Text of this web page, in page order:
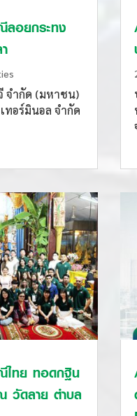
ลอยกระทง
จำกัด (มหาชน)
ทอร์มินอล จำกัด
ไทย ทอดกฐิน
วัดลาย ตำบล